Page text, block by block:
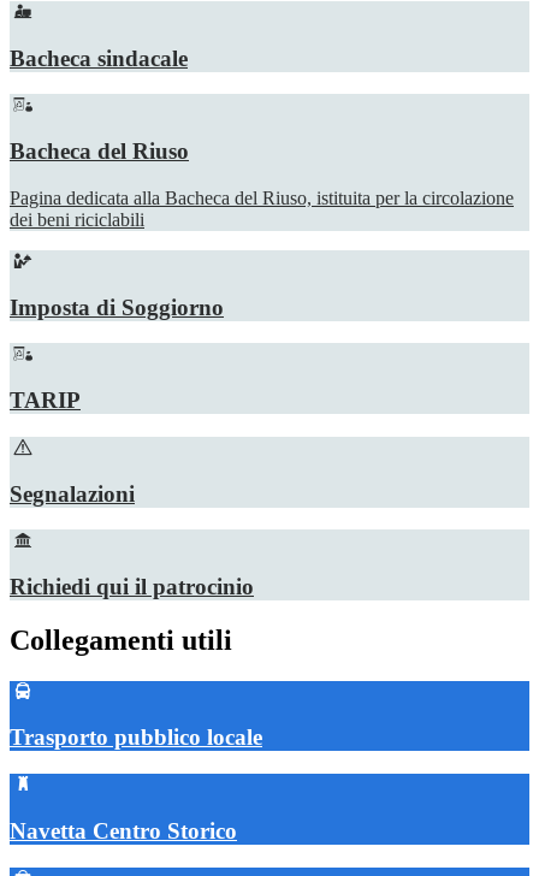
Bacheca sindacale
Bacheca del Riuso
Pagina dedicata alla Bacheca del Riuso, istituita per la circolazione
dei beni riciclabili
Imposta di Soggiorno
TARIP
Segnalazioni
Richiedi qui il patrocinio
Collegamenti utili
Trasporto pubblico locale
Navetta Centro Storico